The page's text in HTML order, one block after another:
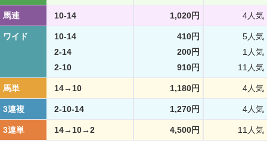
馬連 10-14 1,020円 4人気
ワイド 10-14 410円
5人気
2-14
200円
1人気
2-10
910円 11人気
馬単 14→10 1,180円 4人気
3連複 2-10-14 1,270円 4人気
3連単 14→10→2 4,500円 11人気